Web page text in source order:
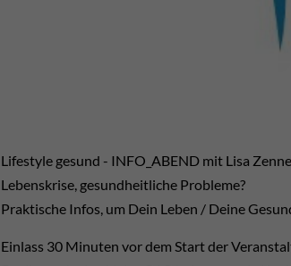
Lifestyle gesund - INFO_ABEND mit Lisa
Lebenskrise, gesundheitliche Probleme?
Praktische Infos, um Dein Leben / Deine
Einlass 30 Minuten vor dem Start der